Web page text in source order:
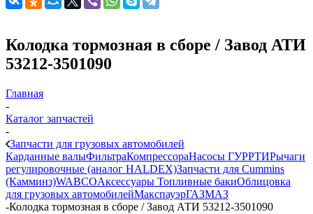
Колодка тормозная в сборе / Завод АТИ
53212-3501090
Главная
-
Каталог запчастей
-
Запчасти для грузовых автомобилей
Карданные валыФильтраКомпрессораНасосы ГУРРТИРычаги
регулировочные (аналог HALDEX)Запчасти для Cummins
(Камминз)WABCOАксессуары Топливные бакиОблицовка
для грузовых автомобилейМакспауэрГАЗМАЗ
-Колодка тормозная в сборе / Завод АТИ 53212-3501090